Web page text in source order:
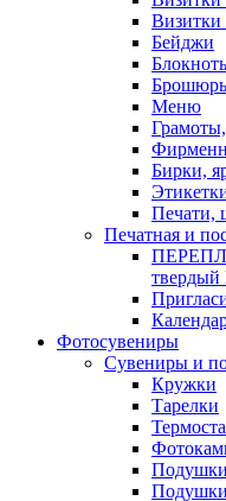
Визитки
Бейджи
Меню
Бирки,
Печати,
Печатная и
твердый
Фотосувениры
Сувениры и
Кружки
Тарелки
Подушки